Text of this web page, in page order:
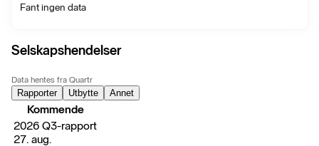
Fant ingen data
Selskapshendelser
Data hentes fra Quartr
Rapporter Utbytte Annet
Kommende
2026 Q3-rapport
27. aug.